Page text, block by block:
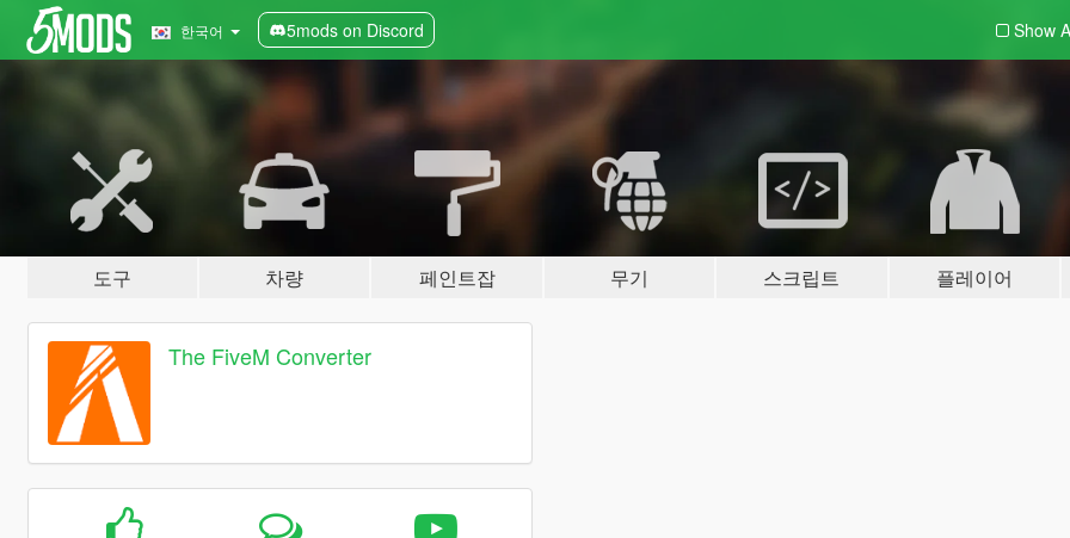
한국어 5mods on Discord Show
도구 차량 페인트잡 무기 스크립트 플레이어
The FiveM Converter